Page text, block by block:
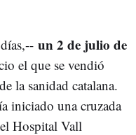
un 2 de julio de
el que se vendió
de la sanidad catalana.
iniciado una cruzada
Hospital Vall